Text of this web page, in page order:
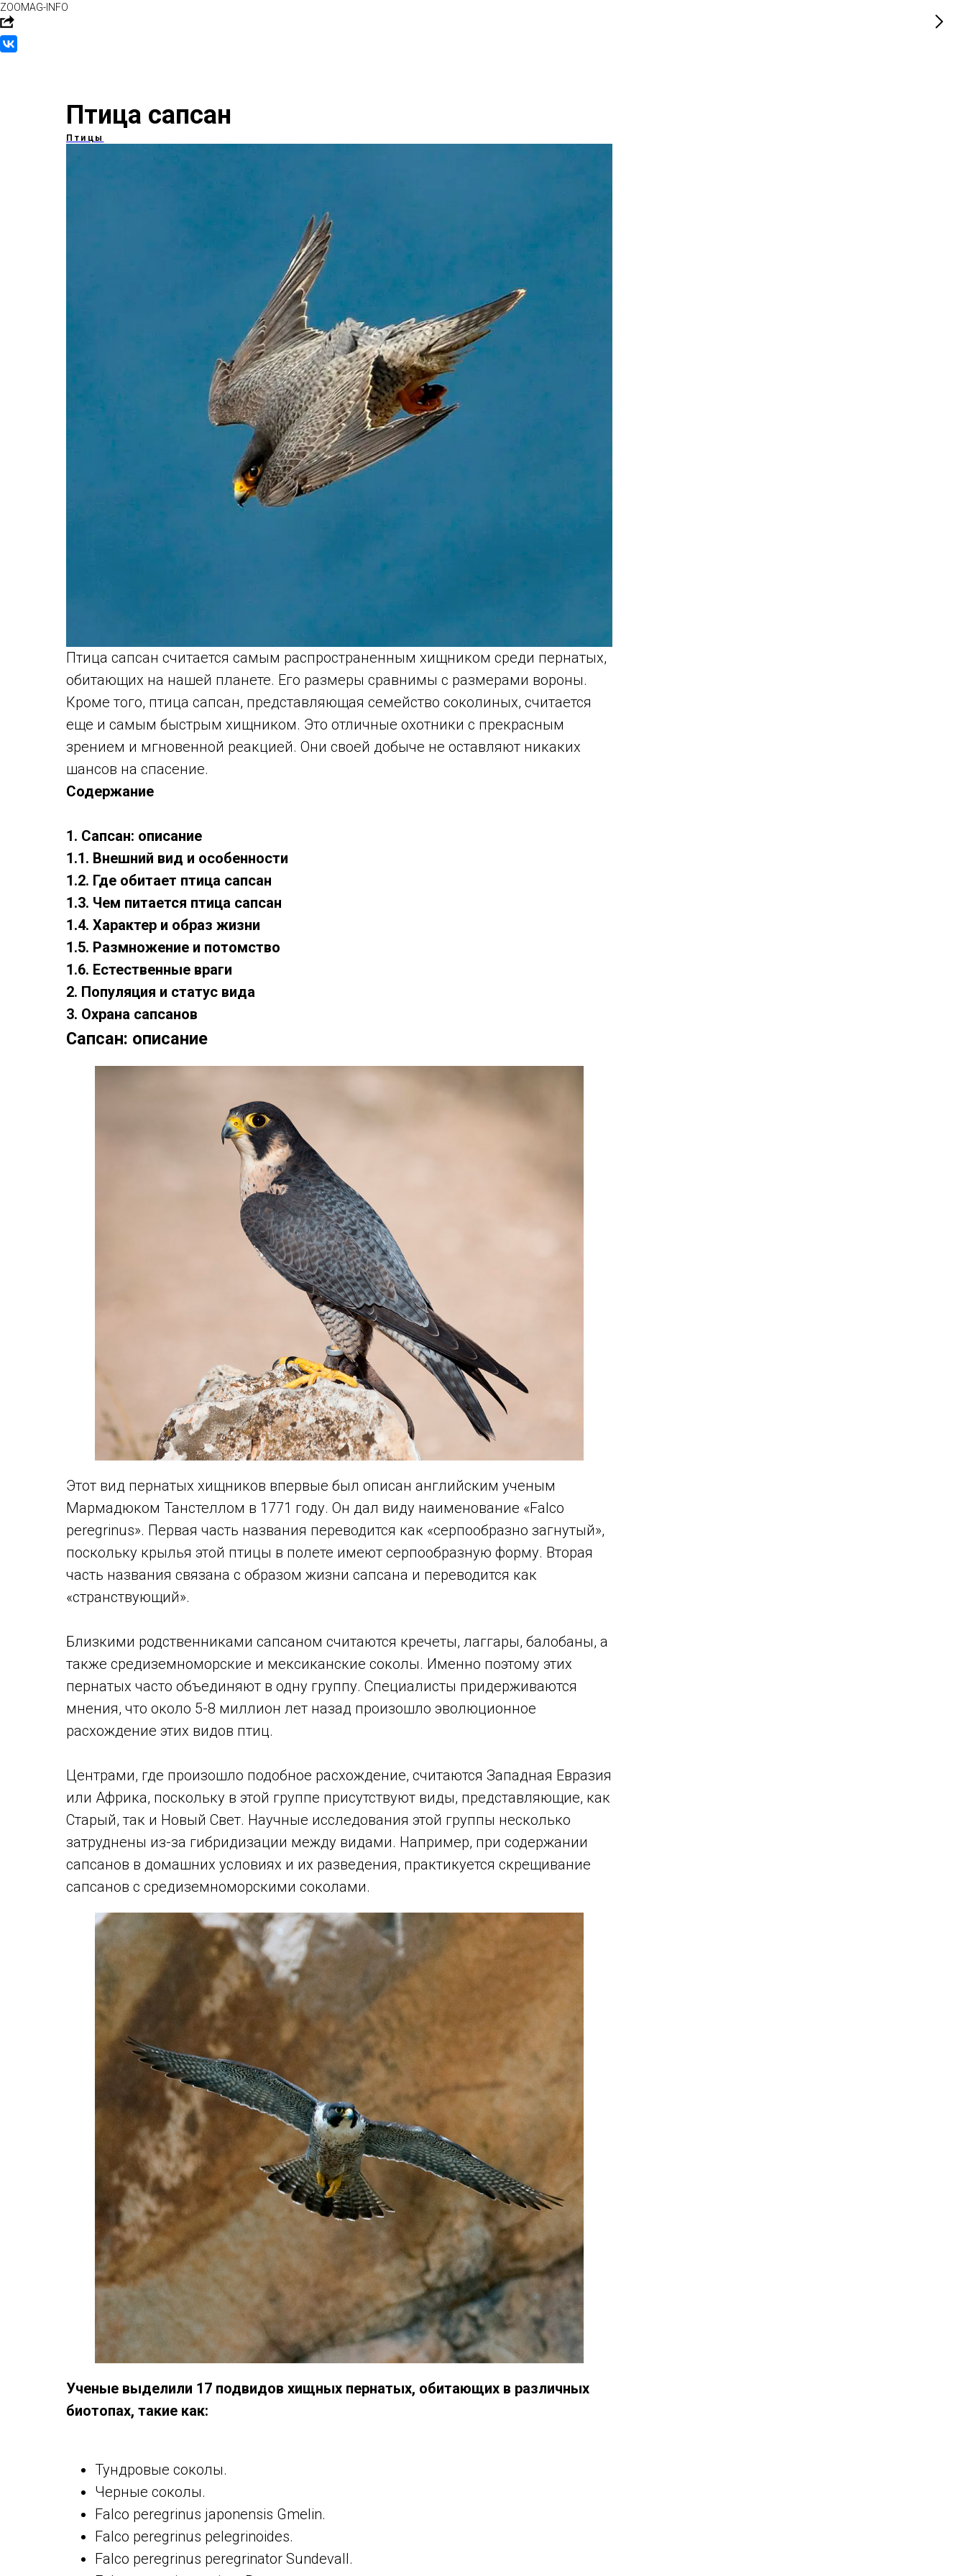
ZOOMAG-INFO
Птица сапсан
Птицы
Птица сапсан считается самым распространенным хищником среди пернатых,
обитающих на нашей планете. Его размеры сравнимы с размерами вороны.
Кроме того, птица сапсан, представляющая семейство соколиных, считается
еще и самым быстрым хищником. Это отличные охотники с прекрасным
зрением и мгновенной реакцией. Они своей добыче не оставляют никаких
шансов на спасение.
Содержание
1. Сапсан: описание
1.1. Внешний вид и особенности
1.2. Где обитает птица сапсан
1.3. Чем питается птица сапсан
1.4. Характер и образ жизни
1.5. Размножение и потомство
1.6. Естественные враги
2. Популяция и статус вида
3. Охрана сапсанов
Сапсан: описание
Этот вид пернатых хищников впервые был описан английским ученым
Мармадюком Танстеллом в 1771 году. Он дал виду наименование «Falco
peregrinus». Первая часть названия переводится как «серпообразно загнутый»,
поскольку крылья этой птицы в полете имеют серпообразную форму. Вторая
часть названия связана с образом жизни сапсана и переводится как
«странствующий».
Близкими родственниками сапсаном считаются кречеты, лаггары, балобаны, а
также средиземноморские и мексиканские соколы. Именно поэтому этих
пернатых часто объединяют в одну группу. Специалисты придерживаются
мнения, что около 5-8 миллион лет назад произошло эволюционное
расхождение этих видов птиц.
Центрами, где произошло подобное расхождение, считаются Западная Евразия
или Африка, поскольку в этой группе присутствуют виды, представляющие, как
Старый, так и Новый Свет. Научные исследования этой группы несколько
затруднены из-за гибридизации между видами. Например, при содержании
сапсанов в домашних условиях и их разведения, практикуется скрещивание
сапсанов с средиземноморскими соколами.
Ученые выделили 17 подвидов хищных пернатых, обитающих в различных
биотопах, такие как:
Тундровые соколы.
Черные соколы.
Falco peregrinus japonensis Gmelin.
Falco peregrinus pelegrinoides.
Falco peregrinus peregrinator Sundevall.